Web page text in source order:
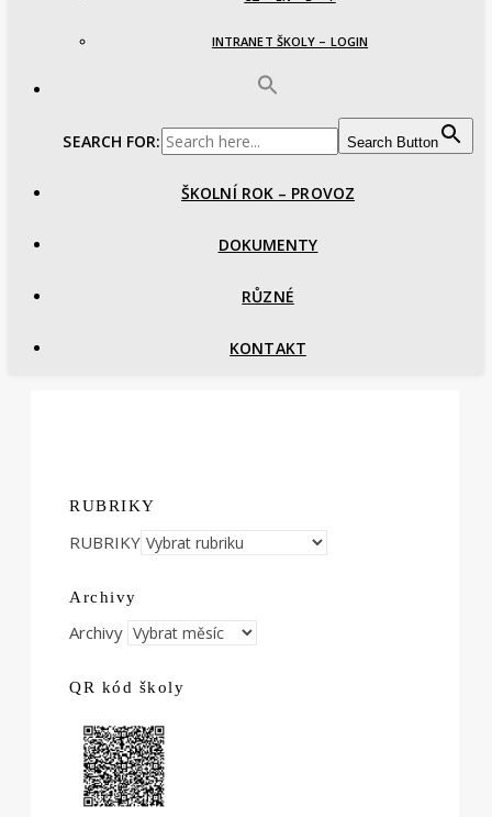
INTRANET ŠKOLY – LOGIN
SEARCH FOR: Search Button
ŠKOLNÍ ROK – PROVOZ
DOKUMENTY
RŮZNÉ
KONTAKT
RUBRIKY
RUBRIKY
Archivy
Archivy
QR kód školy